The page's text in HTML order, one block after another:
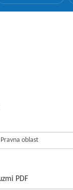
PDF